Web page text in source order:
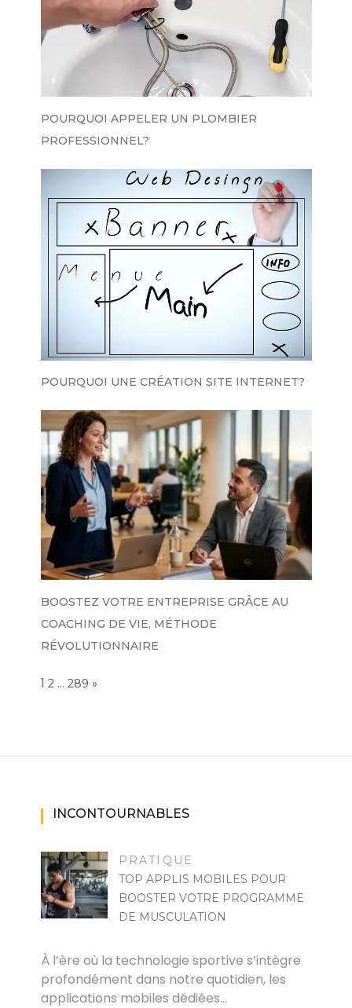
POURQUOI APPELER UN PLOMBIER
PROFESSIONNEL?
POURQUOI UNE CRÉATION SITE INTERNET?
BOOSTEZ VOTRE ENTREPRISE GRÂCE AU
COACHING DE VIE, MÉTHODE
RÉVOLUTIONNAIRE
Page:
1 2 … 289 NEXT
»
INCONTOURNABLES
PRATIQUE
TOP APPLIS MOBILES POUR
BOOSTER VOTRE PROGRAMME
DE MUSCULATION
À l’ère où la technologie sportive s’intègre
profondément dans notre quotidien, les
applications mobiles dédiées…